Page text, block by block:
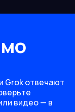
Grok отвечают
видео — в